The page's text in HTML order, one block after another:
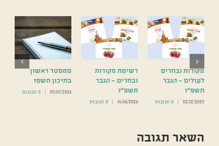
סמסטר ראשון
בתיכון תשפז
05/07/2026 0 תגובות
רשימת מקורות
נבחרים – הגבר
תשפ”ז
14/06/2026 0 תגובות
מקורות נבחרים
לעולים – הגבר
תשפ”ו
02/12/2025 0 תגובות
השאר תגובה